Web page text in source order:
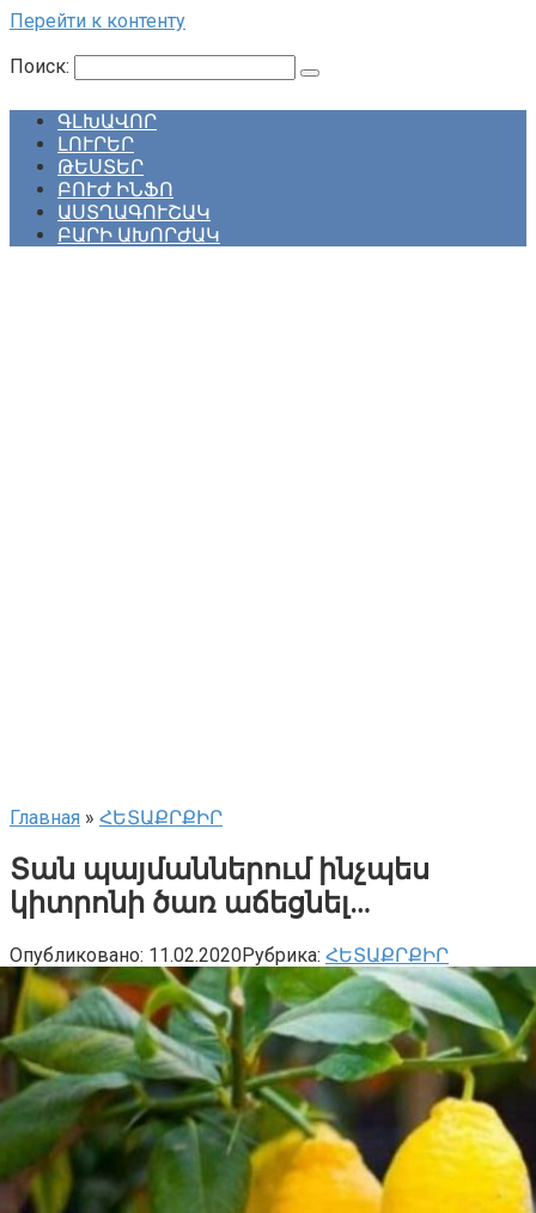
Перейти к контенту
Поиск:
ԳԼԽԱՎՈՐ
ԼՈՒՐԵՐ
ԹԵՍՏԵՐ
ԲՈՒԺ ԻՆՖՈ
ԱՍՏՂԱԳՈՒՇԱԿ
ԲԱՐԻ ԱԽՈՐԺԱԿ
Главная » ՀԵՏԱՔՐՔԻՐ
Տան պայմաններում ինչպես
կիտրոնի ծառ աճեցնել…
Опубликовано: 11.02.2020Рубрика: ՀԵՏԱՔՐՔԻՐ